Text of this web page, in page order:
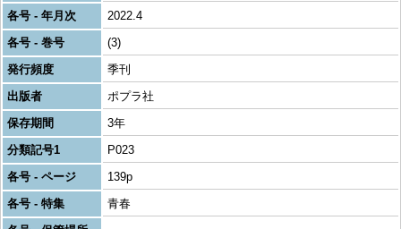
各号 - 年月次
2022.4
各号 - 巻号
(3)
発行頻度
季刊
出版者
ポプラ社
保存期間
3年
分類記号1
P023
各号 - ページ
139p
各号 - 特集
青春